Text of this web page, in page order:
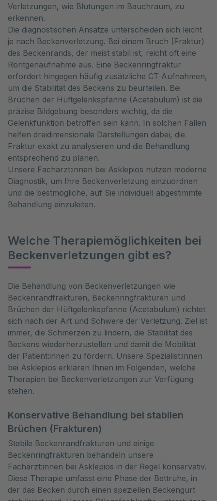
Verletzungen, wie Blutungen im Bauchraum, zu
erkennen.
Die diagnostischen Ansätze unterscheiden sich leicht
je nach Beckenverletzung. Bei einem Bruch (Fraktur)
des Beckenrands, der meist stabil ist, reicht oft eine
Röntgenaufnahme aus. Eine Beckenringfraktur
erfordert hingegen häufig zusätzliche CT-Aufnahmen,
um die Stabilität des Beckens zu beurteilen. Bei
Brüchen der Hüftgelenkspfanne (Acetabulum) ist die
präzise Bildgebung besonders wichtig, da die
Gelenkfunktion betroffen sein kann. In solchen Fällen
helfen dreidimensionale Darstellungen dabei, die
Fraktur exakt zu analysieren und die Behandlung
entsprechend zu planen.
Unsere Fachärzt:innen bei Asklepios nutzen moderne
Diagnostik, um Ihre Beckenverletzung einzuordnen
und die bestmögliche, auf Sie individuell abgestimmte
Behandlung einzuleiten.
Welche Therapiemöglichkeiten bei
Beckenverletzungen gibt es?
Die Behandlung von Beckenverletzungen wie
Beckenrandfrakturen, Beckenringfrakturen und
Brüchen der Hüftgelenkspfanne (Acetabulum) richtet
sich nach der Art und Schwere der Verletzung. Ziel ist
immer, die Schmerzen zu lindern, die Stabilität des
Beckens wiederherzustellen und damit die Mobilität
der Patient:innen zu fördern. Unsere Spezialist:innen
bei Asklepios erklären Ihnen im Folgenden, welche
Therapien bei Beckenverletzungen zur Verfügung
stehen.
Konservative Behandlung bei stabilen
Brüchen (Frakturen)
Stabile Beckenrandfrakturen und einige
Beckenringfrakturen behandeln unsere
Fachärzt:innen bei Asklepios in der Regel konservativ.
Diese Therapie umfasst eine Phase der Bettruhe, in
der das Becken durch einen speziellen Beckengurt